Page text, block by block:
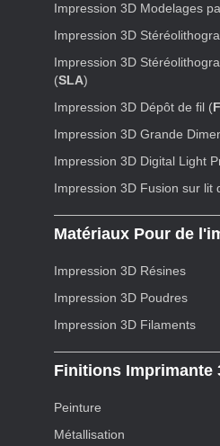
Impression 3D Modelages
Impression 3D
Impression 3D
(SLA)
Impression 3D Dépôt de fil (
Impression 3D Grande
Impression 3D Digital Light
Impression 3D Fusion sur lit
Matériaux Pour de
Impression 3D Résines
Impression 3D Poudres
Impression 3D Filaments
Finitions Imprimante
Peinture
Métallisation